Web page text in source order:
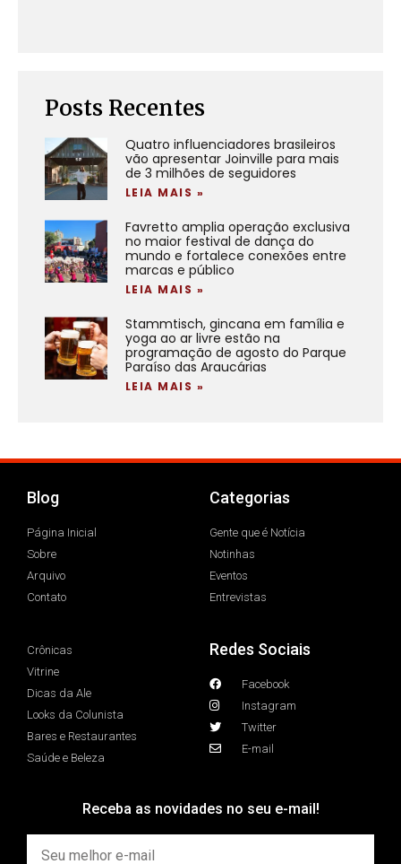
Posts Recentes
Quatro influenciadores brasileiros
vão apresentar Joinville para mais
de 3 milhões de seguidores
LEIA MAIS »
Favretto amplia operação exclusiva
no maior festival de dança do
mundo e fortalece conexões entre
marcas e público
LEIA MAIS »
Stammtisch, gincana em família e
yoga ao ar livre estão na
programação de agosto do Parque
Paraíso das Araucárias
LEIA MAIS »
Blog
Página Inicial
Sobre
Arquivo
Contato
Categorias
Gente que é Notícia
Notinhas
Eventos
Entrevistas
Crônicas
Vitrine
Dicas da Ale
Looks da Colunista
Bares e Restaurantes
Saúde e Beleza
Redes Sociais
Facebook
Instagram
Twitter
E-mail
Receba as novidades no seu e-mail!